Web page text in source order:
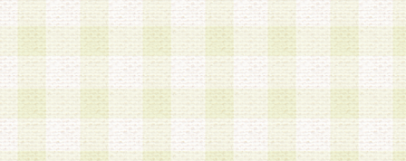
による承認後の場合であっても、会員登録の取り
の抹消を、当社が適切と判 断する方法・手段に
とができるものとします。
3.会員登録希望者が18歳未満、成年被後見人、被
人 である場合は、親権者などの法定代理人の同
録を行うものとします。なお、義務教育学齢に該